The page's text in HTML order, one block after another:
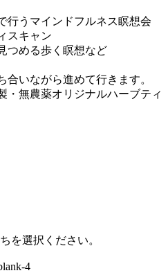
行うマインドフルネス瞑想会
スキャン
つめる歩く瞑想など
合いながら進めて行きます。
・無農薬オリジナルハーブティ
を選択ください。
4